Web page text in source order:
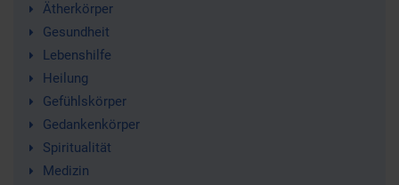
Ätherkörper
Gesundheit
Lebenshilfe
Heilung
Gefühlskörper
Gedankenkörper
Spiritualität
Medizin